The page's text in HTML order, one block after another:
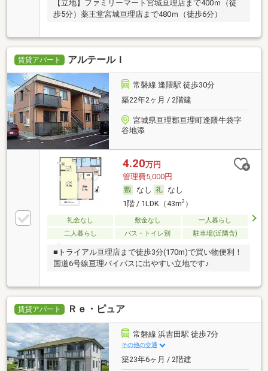
【立地】ファミリーマート宮城亘理店まで400ｍ（徒
歩5分）薬王堂宮城亘理店まで480ｍ（徒歩6分）
賃貸アパート アルテールＩ
常磐線 逢隈駅 徒歩30分
築22年2ヶ月 / 2階建
宮城県亘理郡亘理町逢隈牛袋字
谷地添
4.20万円
管理費5,000円
なし
なし
1階 / 1LDK（43m2）
礼金なし 敷金なし
一人暮らし
二人暮らし
バス・トイレ別 駐車場(近隣含)
■トライアル亘理店まで徒歩3分(170m)で買い物便利！
国道6号線亘理バイパスに出やすい立地です♪
賃貸アパート Ｒｅ・ピュア
常磐線 浜吉田駅 徒歩7分
その他の交通
築23年6ヶ月 / 2階建